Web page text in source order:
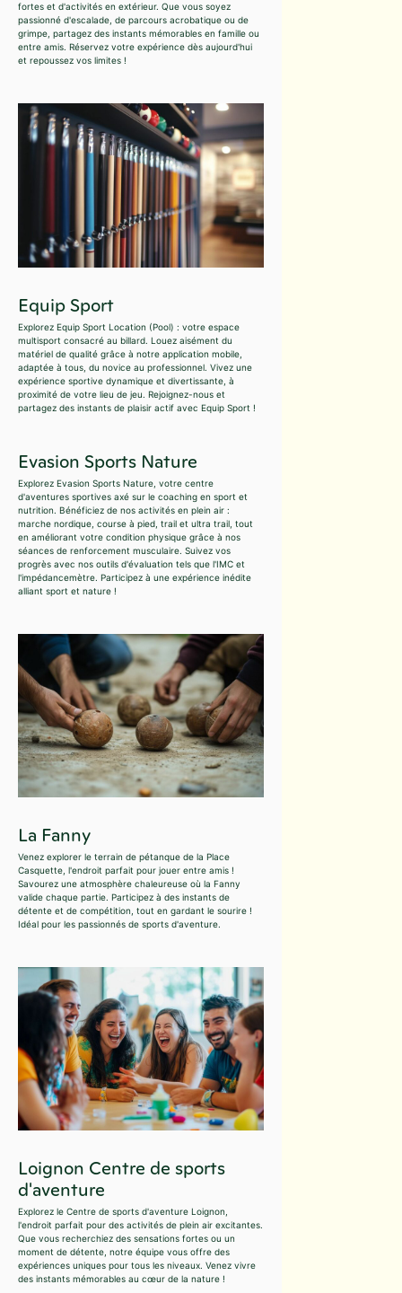
fortes et d'activités en extérieur. Que vous soyez
passionné d'escalade, de parcours acrobatique ou de
grimpe, partagez des instants mémorables en famille ou
entre amis. Réservez votre expérience dès aujourd'hui
et repoussez vos limites !
Equip Sport
Explorez Equip Sport Location (Pool) : votre espace
multisport consacré au billard. Louez aisément du
matériel de qualité grâce à notre application mobile,
adaptée à tous, du novice au professionnel. Vivez une
expérience sportive dynamique et divertissante, à
proximité de votre lieu de jeu. Rejoignez-nous et
partagez des instants de plaisir actif avec Equip Sport !
Evasion Sports Nature
Explorez Evasion Sports Nature, votre centre
d'aventures sportives axé sur le coaching en sport et
nutrition. Bénéficiez de nos activités en plein air :
marche nordique, course à pied, trail et ultra trail, tout
en améliorant votre condition physique grâce à nos
séances de renforcement musculaire. Suivez vos
progrès avec nos outils d'évaluation tels que l'IMC et
l'impédancemètre. Participez à une expérience inédite
alliant sport et nature !
La Fanny
Venez explorer le terrain de pétanque de la Place
Casquette, l'endroit parfait pour jouer entre amis !
Savourez une atmosphère chaleureuse où la Fanny
valide chaque partie. Participez à des instants de
détente et de compétition, tout en gardant le sourire !
Idéal pour les passionnés de sports d'aventure.
Loignon Centre de sports
d'aventure
Explorez le Centre de sports d'aventure Loignon,
l'endroit parfait pour des activités de plein air excitantes.
Que vous recherchiez des sensations fortes ou un
moment de détente, notre équipe vous offre des
expériences uniques pour tous les niveaux. Venez vivre
des instants mémorables au cœur de la nature !